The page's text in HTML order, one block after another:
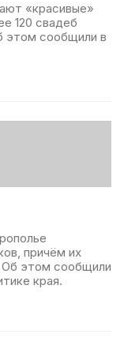
«красивые»
120 свадеб
этом сообщили в
причём их
Об этом сообщили
края.